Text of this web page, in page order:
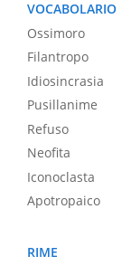
VOCABOLARIO
Ossimoro
Filantropo
Idiosincrasia
Pusillanime
Refuso
Neofita
Iconoclasta
Apotropaico
RIME